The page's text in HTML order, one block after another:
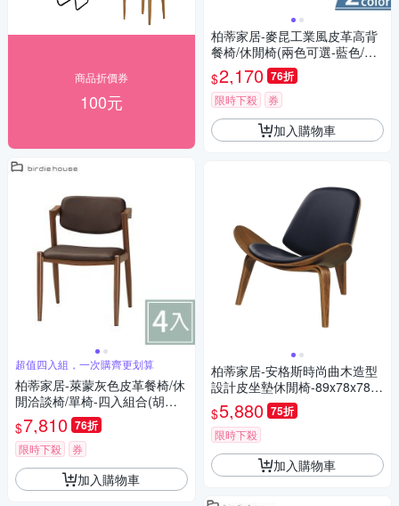
商品折價券
100元
超值四入組，一次購齊更划算
柏蒂家居-萊蒙灰色皮革餐椅/休
閒洽談椅/單椅-四入組合(胡桃
色)-52x56x74cm
$7,810 76折
限時下殺 券
加入購物車
柏蒂家居-麥昆工業風皮革高背
餐椅/休閒椅(兩色可選-藍色/灰
色)-45x54x90cm
$2,170 76折
限時下殺 券
加入購物車
柏蒂家居-安格斯時尚曲木造型
設計皮坐墊休閒椅-89x78x78c
m
$5,880 75折
限時下殺
加入購物車